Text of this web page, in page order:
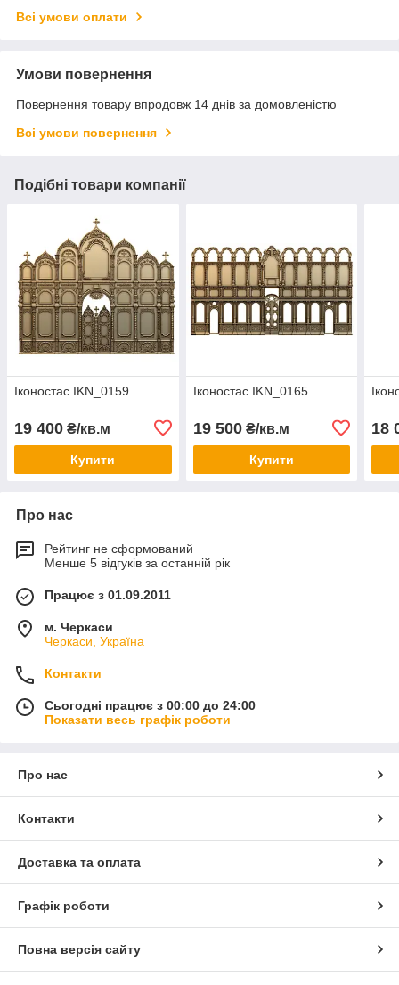
Всі умови оплати
Умови повернення
Повернення товару впродовж 14 днів за домовленістю
Всі умови повернення
Подібні товари компанії
Іконостас IKN_0159
19 400 ₴/кв.м
Купити
Іконостас IKN_0165
19 500₴/кв.м
Купити
18
Про нас
Рейтинг не сформований
Менше 5 відгуків за останній рік
Працює з 01.09.2011
м. Черкаси
Черкаси, Україна
Контакти
Сьогодні працює з 00:00 до 24:00
Показати весь графік роботи
Про нас
Контакти
Доставка та оплата
Графік роботи
Повна версія сайту